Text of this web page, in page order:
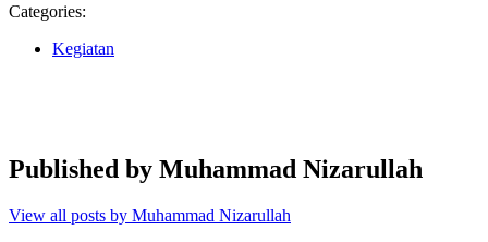
Categories:
Kegiatan
Published by Muhammad Nizarullah
View all posts by Muhammad Nizarullah